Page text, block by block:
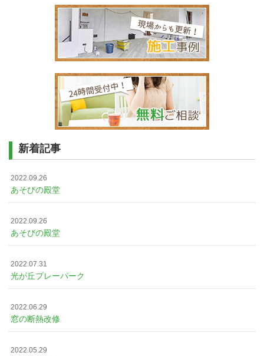
新着記事
2022.09.26
あそびの殿堂
2022.09.26
あそびの殿堂
2022.07.31
光が丘プレーパーク
2022.06.29
窓の断熱改修
2022.05.29